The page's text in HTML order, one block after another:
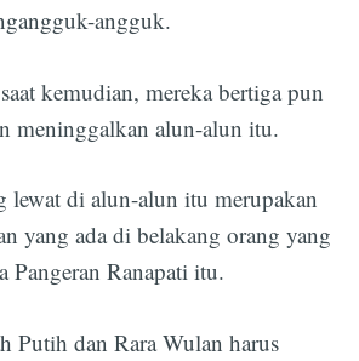
angguk.
kemudian, mereka bertiga pun
meninggalkan alun-alun itu.
lewat di alun-alun itu merupakan
yang ada di belakang orang yang
Pangeran Ranapati itu.
Putih dan Rara Wulan harus